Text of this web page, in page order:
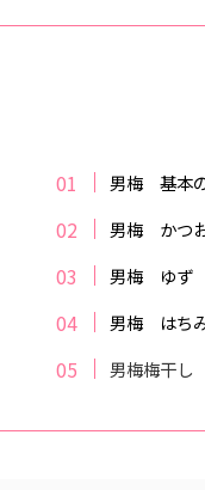
男梅 基本
男梅 かつ
男梅 ゆず
男梅 はち
男梅梅干